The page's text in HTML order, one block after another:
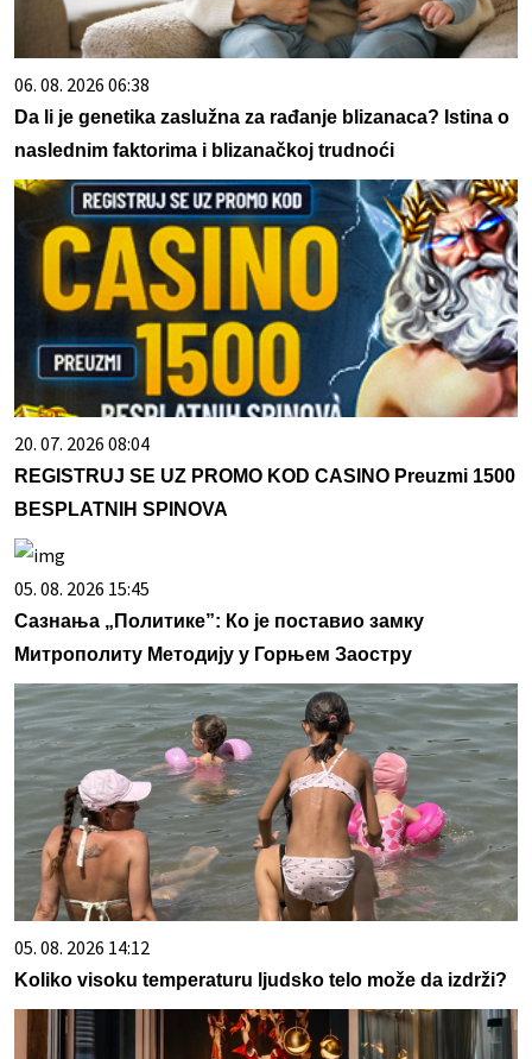
06. 08. 2026 06:38
Da li je genetika zaslužna za rađanje blizanaca? Istina o
naslednim faktorima i blizanačkoj trudnoći
20. 07. 2026 08:04
REGISTRUJ SE UZ PROMO KOD CASINO Preuzmi 1500
BESPLATNIH SPINOVA
05. 08. 2026 15:45
Сазнања „Политике”: Ко је поставио замку
Митрополиту Методију у Горњем Заостру
05. 08. 2026 14:12
Koliko visoku temperaturu ljudsko telo može da izdrži?